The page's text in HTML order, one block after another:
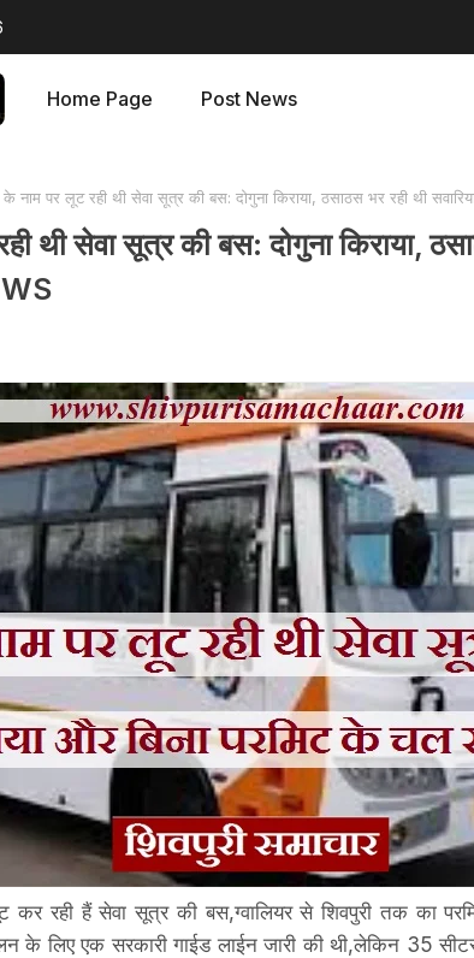
Home Page Post News
के नाम पर लूट रही थी सेवा सूत्र की बस: दोगुना किराया, ठसाठस भर रही थी
थी सेवा सूत्र की बस: दोगुना किराया,
रही हैं सेवा सूत्र की बस,ग्वालियर से शिवपुरी तक का
के लिए एक सरकारी गाईड लाईन जारी की थी,लेकिन 35